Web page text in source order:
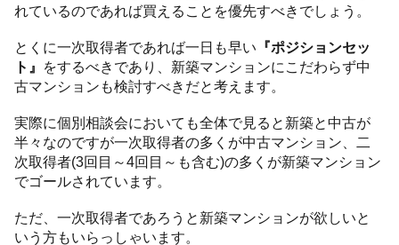
れているのであれば買えることを優先すべきでしょう。
とくに一次取得者であれば一日も早い 『ポジションセッ
ト』 をするべきであり、新築マンションにこだわらず中
古マンションも検討すべきだと考えます。
実際に個別相談会においても全体で見ると新築と中古が
半々なのですが一次取得者の多くが中古マンション、二
次取得者(3回目～4回目～も含む)の多くが新築マンション
でゴールされています。
ただ、一次取得者であろうと新築マンションが欲しいと
いう方もいらっしゃいます。